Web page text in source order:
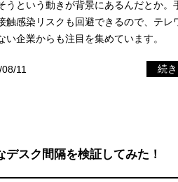
うという動きが背景にあるんだとか。
触感染リスクも回避できるので、テレ
い企業からも注目を集めています。
11 続
スク間隔を検証してみた！